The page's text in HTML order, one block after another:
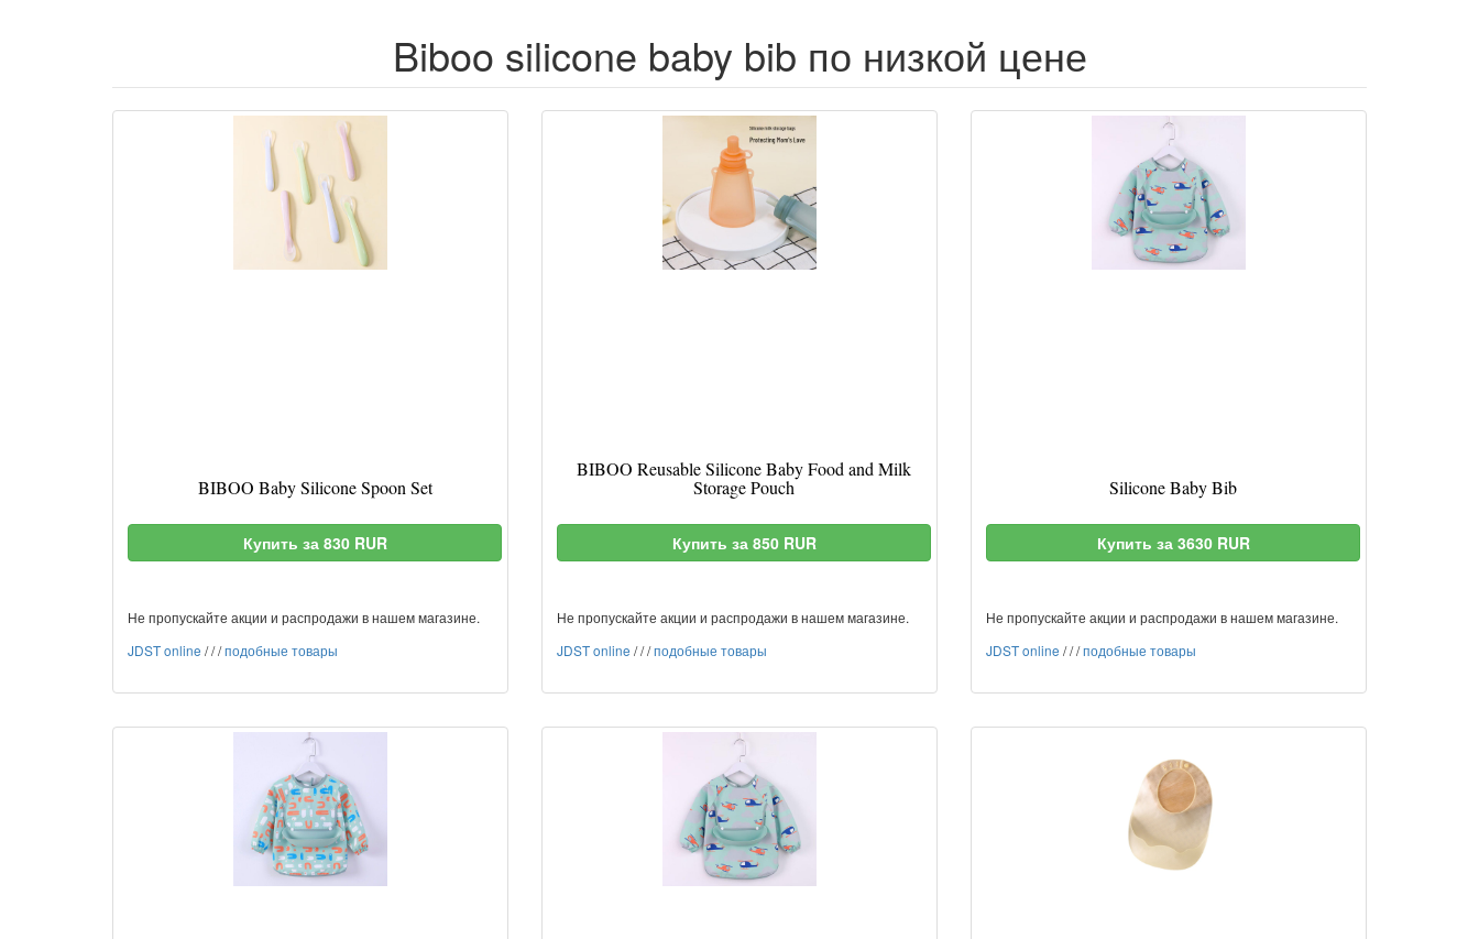
Biboo silicone baby bib по низкой цене
BIBOO Baby Silicone Spoon Set
Купить за 830 RUR
Не пропускайте акции и распродажи в нашем магазине.
JDST online ///подобные товары
BIBOO Reusable Silicone Baby Food and Milk
Storage Pouch
Купить за 850 RUR
Не пропускайте акции и распродажи в нашем магазине.
JDST online ///подобные товары
Silicone Baby Bib
Купить за 3630 RUR
Не пропускайте акции и распродажи в нашем магазине.
JDST online ///подобные товары